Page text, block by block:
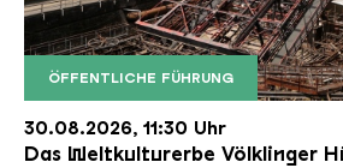
ÖFFENTLICHE FÜHRUNG
Der Erzschrägaufzug der
Copyright: Weltkulturerbe
30.08.2026, 11:30 Uhr
Das Weltkulturerbe Völklinger